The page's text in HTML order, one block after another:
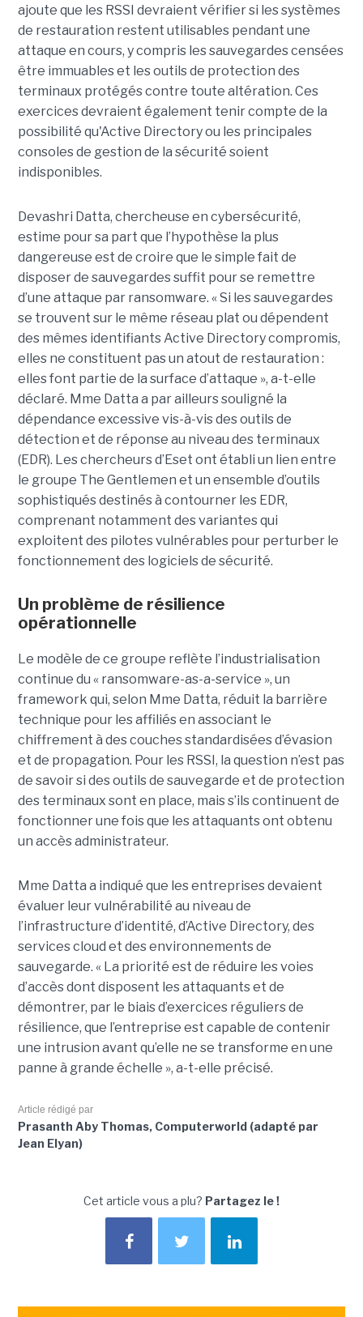
ajoute que les RSSI devraient vérifier si les systèmes
de restauration restent utilisables pendant une
attaque en cours, y compris les sauvegardes censées
être immuables et les outils de protection des
terminaux protégés contre toute altération. Ces
exercices devraient également tenir compte de la
possibilité qu'Active Directory ou les principales
consoles de gestion de la sécurité soient
indisponibles.
Devashri Datta, chercheuse en cybersécurité,
estime pour sa part que l’hypothèse la plus
dangereuse est de croire que le simple fait de
disposer de sauvegardes suffit pour se remettre
d’une attaque par ransomware. « Si les sauvegardes
se trouvent sur le même réseau plat ou dépendent
des mêmes identifiants Active Directory compromis,
elles ne constituent pas un atout de restauration :
elles font partie de la surface d’attaque », a-t-elle
déclaré. Mme Datta a par ailleurs souligné la
dépendance excessive vis-à-vis des outils de
détection et de réponse au niveau des terminaux
(EDR). Les chercheurs d’Eset ont établi un lien entre
le groupe The Gentlemen et un ensemble d’outils
sophistiqués destinés à contourner les EDR,
comprenant notamment des variantes qui
exploitent des pilotes vulnérables pour perturber le
fonctionnement des logiciels de sécurité.
Un problème de résilience
opérationnelle
Le modèle de ce groupe reflète l’industrialisation
continue du « ransomware-as-a-service », un
framework qui, selon Mme Datta, réduit la barrière
technique pour les affiliés en associant le
chiffrement à des couches standardisées d’évasion
et de propagation. Pour les RSSI, la question n’est pas
de savoir si des outils de sauvegarde et de protection
des terminaux sont en place, mais s’ils continuent de
fonctionner une fois que les attaquants ont obtenu
un accès administrateur.
Mme Datta a indiqué que les entreprises devaient
évaluer leur vulnérabilité au niveau de
l’infrastructure d’identité, d’Active Directory, des
services cloud et des environnements de
sauvegarde. « La priorité est de réduire les voies
d’accès dont disposent les attaquants et de
démontrer, par le biais d’exercices réguliers de
résilience, que l’entreprise est capable de contenir
une intrusion avant qu’elle ne se transforme en une
panne à grande échelle », a-t-elle précisé.
Article rédigé par
Prasanth Aby Thomas, Computerworld (adapté par
Jean Elyan)
Cet article vous a plu? Partagez le !